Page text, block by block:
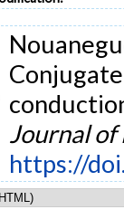
Journal of
https://